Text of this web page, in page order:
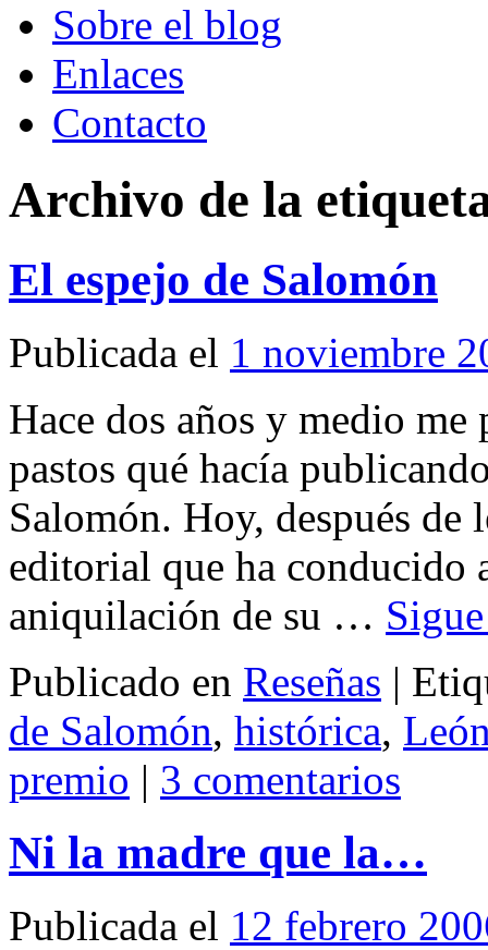
Sobre el blog
Enlaces
Contacto
Archivo de la
El espejo de Salomón
Publicada el 1 noviembre
Hace dos años y medio me
pastos qué hacía
Salomón. Hoy, después de
editorial que ha conducido
aniquilación de su …
Publicado en Reseñas |
de Salomón, histórica,
premio | 3 comentarios
Ni la madre que la…
Publicada el 12 febrero